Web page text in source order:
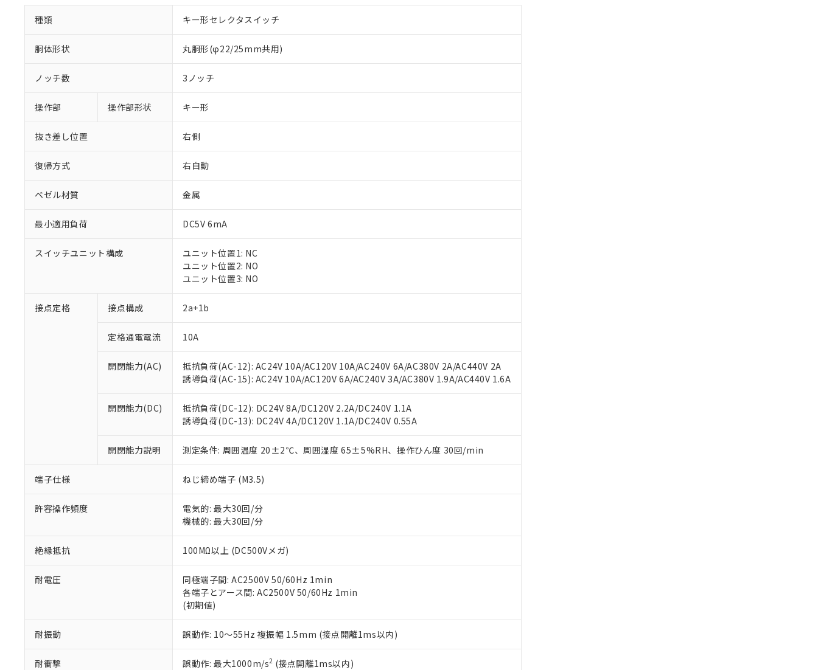
種類 キー形セレクタスイッチ
胴体形状 丸胴形(φ22/25mm共用)
ノッチ数 3ノッチ
操作部 操作部形状 キー形
抜き差し位置 右側
復帰方式 右自動
ベゼル材質 金属
最小適用負荷 DC5V 6mA
スイッチユニット構成
ユニット位置1: NC
ユニット位置2: NO
ユニット位置3: NO
接点定格 接点構成 2a+1b
定格通電電流 10A
開閉能力(AC)
抵抗負荷(AC-12): AC24V 10A/AC120V 10A/AC240V 6A/AC380V 2A/AC440V 2A
誘導負荷(AC-15): AC24V 10A/AC120V 6A/AC240V 3A/AC380V 1.9A/AC440V 1.6A
開閉能力(DC)
抵抗負荷(DC-12): DC24V 8A/DC120V 2.2A/DC240V 1.1A
誘導負荷(DC-13): DC24V 4A/DC120V 1.1A/DC240V 0.55A
開閉能力説明 測定条件: 周囲温度 20±2℃、周囲湿度 65±5%RH、操作ひん度 30回/min
端子仕様 ねじ締め端子 (M3.5)
許容操作頻度
電気的: 最大30回/分
機械的: 最大30回/分
絶縁抵抗 100MΩ以上 (DC500Vメガ)
耐電圧
同極端子間: AC2500V 50/60Hz 1min
各端子とアース間: AC2500V 50/60Hz 1min
(初期値)
耐振動 誤動作: 10～55Hz 複振幅 1.5mm (接点開離1ms以内)
耐衝撃 誤動作: 最大1000m/s2 (接点開離1ms以内)
ご利用条件
以下の条件をお読みいただき、同意のうえご利用ください。
本サービスは、当社制御機器事業取扱商品の当社在庫状況および標準価格(税抜)を提供させていただ
くものです。
当社制御機器事業取扱商品の中には、本サービスの対象外となる商品もあることをご了承ください。
在庫状況および標準価格照会結果は、記載している更新日時点での社内データに基づき作成されるも
い。
正式な納期状況および標準価格はお客様のお取引先、またはお客様担当のオムロン制御機器販売店・
当社販売員にご相談ください。
オムロン制御機器販売店や当社販売拠点は「販売ネットワーク
」をご確認ください。
在庫状況および標準価格結果を当社の事前の承諾なく第三者に漏洩または開示しないようお願いしま
す。
ている必要があります。
お客様が当ウェブサイト上で当社にご登録された部品リストについて、当社および当社の共同利用者
さい。
※当社の共同利用者とは、"個人情報の共同利用に関して"
※1 対応状況
対応済み：EU RoHS指令（10物質）の非含有に対応した製品が提供可能な商品です。
対応予定：EU RoHS指令（10物質）の非含有に対応した製品に切り替える予定のある商品です。
非該当品：ライセンス料など無形物で、有害物質有無と関係のない商品です。
仕入先様の事情により、非含有部品としていたものが、含有品と判明した場合などやむを得ず変更すること
があります。
*EU RoHS指令（10物質）：
六価クロム(Cr(Ⅵ)) 1000ppm以下、ポリ臭化ビフェニル類(PBB) 1000ppm以下、ポリ臭化ジフェニルエーテル類(PBDE) 1000ppm以下、
フタル酸ビス(2-エチルヘキシル) (DEHP)(別名：DOP) 1000ppm以下、フタル酸ブチルベンジル（BBP） 1000ppm以下、フタル酸ジブチ
ル（DBP） 1000ppm以下、フタル酸ジイソブチル (DIBP) 1000ppm以下
但し、RoHS指令で産業用監視および制御機器に対する適用除外項目は除く。
フタル酸エステル類の４物質については閾値を超える意図的な使用がないことを確認しています。
※2 対応予定月
部品在庫の切り替え状況などにより、予定月が前後することがあります。
※3 非含有証明書ダウンロード
下記の非含有証明書をダウンロードすることができます。
EU RoHS指令（10物質）の非含有証明書
51物質の非含有証明書（当社基準）
※本証明書は発行日時点で非含有を証明するもので、過去に遡って非含有を証明するものではありません。
また、RoHS指令のフタル酸エステル類４物質の対応では、対応完了までの期間は出荷製品に未対応品が
混在することから備考欄に対応日を記載しておりました。
※1 中国RoHS○×表
「○」：最大均質材料含有率が中国RoHSの基準値以下であることを示します。
「×」：最大均質材料含有率が中国RoHSの基準値を超えていることを示します。
*中国RoHS10物質の基準値 (GB/T26572)：
Pb(鉛) :1000ppm、 Hg(水銀) : 1000ppm、 Cd(カドミウム) : 100ppm、
Cr(Ⅵ)(六価クロム) : 1000ppm、 PBBs(ポリ臭化ビフェニル類) : 1000ppm、 PBDEs(ポリ臭化ジフェニルエーテル類) : 1000ppm、
DBP(フタル酸ジブチル) : 1000ppm、 DIBP(フタル酸ジイソブチル) : 1000ppm、 BBP(フタル酸ブチルベンジル) : 1000ppm、
DEHP(フタル酸ビス(2-エチルヘキシル)) : 1000ppm
※2 環境保護使用期限
「ｅ」：有害物質（10物質）のすべてが基準値以下であることを示します。
「10」：通常の使用状況下において有害物質が外部に漏えいし、環境に深刻な影響を及ぼさない年数を意
味します。
当社は、これら貴社製品のうち、外国為替および外国貿易法に定める商品（以下｢規制貨物等」とい
う）を輸出または国外への提供する場合は、日本国政府の輸出許可(または役務取引許可)を取得する
などの必要な手続きをとります。
ます。
当社は貴社製品を、核兵器、ミサイル、化学兵器、生物兵器またはその他武器並びにこれらの製造装
当社は、貴社製品を第三者に販売する場合は、上記1、2および3の内容を当該第三者に通知します。
また当社は、販売先および販売に係わる関係者が違法に輸出するおそれがある場合は、取り引きをい
たしません。
記
号
説明
○ 一定数以上の在庫あり
△ 一定数には満たないが在庫あり
－
在庫なし(最新の在庫状況については、お客様のお取引先、またはお客様担当のオムロン制御
機器販売店・当社販売員にご確認ください)
空
白
受注生産機種、また在庫状況の情報を公開していない機種